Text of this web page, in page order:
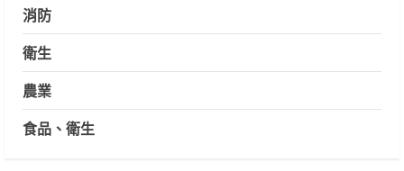
消防
衛生
農業
食品、衛生